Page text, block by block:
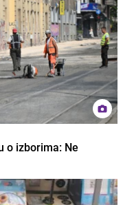
o izborima: Ne